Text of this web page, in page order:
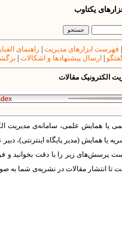
یکتاوب
فهرست ابزارهای مدیریت راهنمای
ارسال پیشنهادها و اشکالات
الکترونیک مقالات
همایش علمی، سامانه‌ی مدیریت
یا همایش (مدیر پایگاه اینترنتی)،
پرسش‌های زیر را با دقت بخوانید و
تا انتشار مقالات در نشریه‌ی شما به